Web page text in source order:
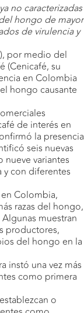
no caracterizadas
hongo de mayor
de virulencia y
por medio del
(Cenicafé, su
en Colombia
hongo causante
de interés en
la presencia
seis nuevas
nueve variantes
con diferentes
Colombia,
razas del hongo,
muestran
productores,
del hongo en la
instó una vez más
como primera
o